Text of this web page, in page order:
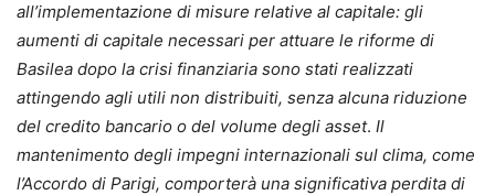
all’implementazione di misure relative al capitale: gli
aumenti di capitale necessari per attuare le riforme di
Basilea dopo la crisi finanziaria sono stati realizzati
attingendo agli utili non distribuiti, senza alcuna riduzione
del credito bancario o del volume degli asset. Il
mantenimento degli impegni internazionali sul clima, come
l’Accordo di Parigi, comporterà una significativa perdita di